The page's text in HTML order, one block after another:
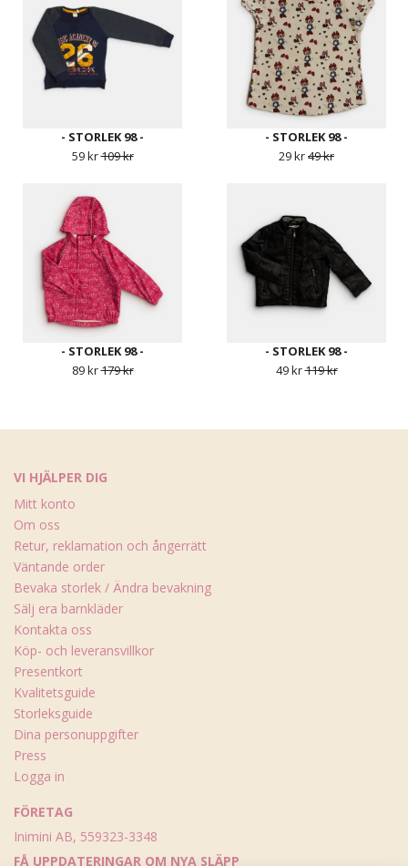
- STORLEK 98 -
59 kr109 kr
- STORLEK 98 -
29 kr49 kr
- STORLEK 98 -
89 kr179 kr
- STORLEK 98 -
49 kr119 kr
VI HJÄLPER DIG
Mitt konto
Om oss
Retur, reklamation och ångerrätt
Väntande order
Bevaka storlek / Ändra bevakning
Sälj era barnkläder
Kontakta oss
Köp- och leveransvillkor
Presentkort
Kvalitetsguide
Storleksguide
Dina personuppgifter
Press
Logga in
FÖRETAG
Inimini AB, 559323-3348
FÅ UPPDATERINGAR OM NYA SLÄPP